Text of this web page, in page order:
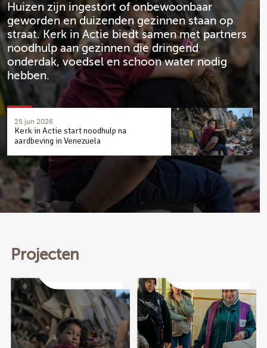
Huizen zijn ingestort of onbewoonbaar
geworden en duizenden gezinnen staan op
straat. Kerk in Actie biedt samen met partners
noodhulp aan gezinnen die dringend
onderdak, voedsel en schoon water nodig
hebben.
Kerk in Actie start noodhulp na
aardbeving in Venezuela
25 jun 2026
Projecten